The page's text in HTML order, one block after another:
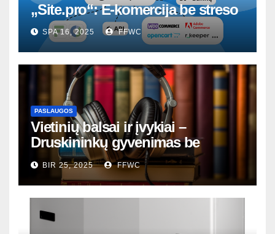
„Site.pro“: E-komercija be streso
SPA 16, 2025 FFWC
PASLAUGOS
Vietinių balsai ir įvykiai –
Druskininkų gyvenimas be
nutylėjimų
BIR 25, 2025 FFWC